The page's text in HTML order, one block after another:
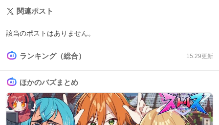
関連ポスト
該当のポストはありません。
ランキング（総合） 15:29更新
ほかのバズまとめ